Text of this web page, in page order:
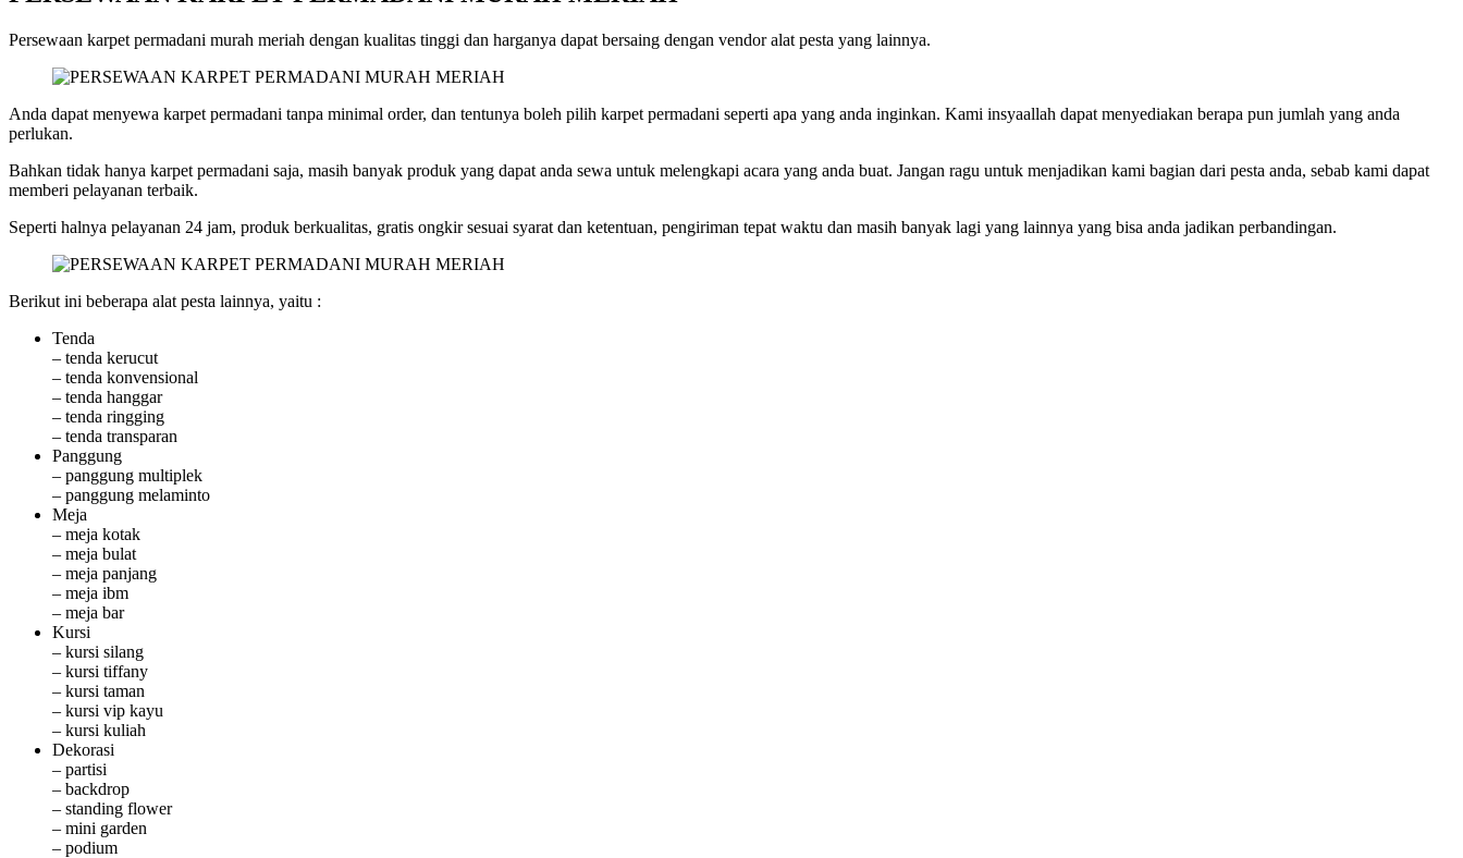
MERIAH
Persewaan karpet permadani murah meriah dengan kualitas tinggi dan harganya dapat bersaing dengan vendor alat pesta yang lainnya.
Anda dapat menyewa karpet permadani tanpa minimal order, dan tentunya boleh pilih karpet permadani seperti apa yang anda inginkan. Kami insyaallah dapat menyediakan berapa pun jumlah yang anda
perlukan.
Bahkan tidak hanya karpet permadani saja, masih banyak produk yang dapat anda sewa untuk melengkapi acara yang anda buat. Jangan ragu untuk menjadikan kami bagian dari pesta anda, sebab kami dapat
memberi pelayanan terbaik.
Seperti halnya pelayanan 24 jam, produk berkualitas, gratis ongkir sesuai syarat dan ketentuan, pengiriman tepat waktu dan masih banyak lagi yang lainnya yang bisa anda jadikan perbandingan.
Berikut ini beberapa alat pesta lainnya, yaitu :
Tenda
– tenda kerucut
– tenda konvensional
– tenda hanggar
– tenda ringging
– tenda transparan
Panggung
– panggung multiplek
– panggung melaminto
Meja
– meja kotak
– meja bulat
– meja panjang
– meja ibm
– meja bar
Kursi
– kursi silang
– kursi tiffany
– kursi taman
– kursi vip kayu
– kursi kuliah
Dekorasi
– partisi
– backdrop
– standing flower
– mini garden
– podium